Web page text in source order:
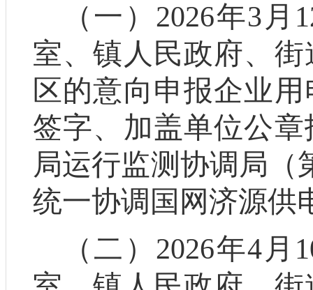
（一） 2026年3 月
室、镇人民政府、
区的意向申报企业
签字、加盖单位公
局运行监测协调局（
统一协调 国网济源供
（二） 2026年4 月